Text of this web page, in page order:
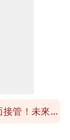
精神科醫
管！未來一